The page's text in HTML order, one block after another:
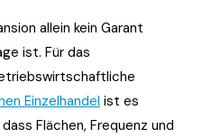
allein kein Garant
ist. Für das
Einzelhandel ist es
Flächen, Frequenz und